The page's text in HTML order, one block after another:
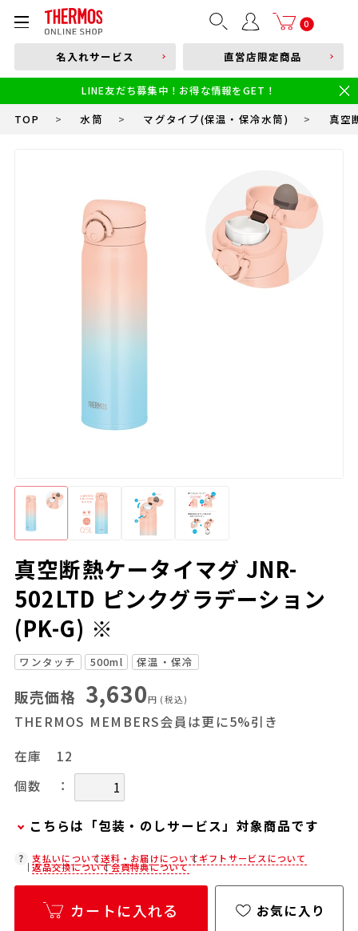
0
部品購入はこちら
本体品番やキーワードを入力
食洗機対応 新製品
幼児・園児向け水筒
小学生 低・中学年向け水筒
小学生 中・高学年向け水筒
名入れサービス 直営店限定商品
LINE友だち募集中！お得な情報をGET！
TOP > 水筒 > マグタイプ(保温・保冷水筒) > 真空
真空断熱ケータイマグ JNR-
502LTD ピンクグラデーション
(PK-G) ※
ワンタッチ 500ml 保温・保冷
販売価格 3,630円 (税込)
THERMOS MEMBERS会員は更に5%引き
在庫
12
個数
：
こちらは「包装・のしサービス」対象商品です
弊社での包装・のしを希望される場合は、商品を
カートに入れた後に「会員限定のし・ラッピング
(330円/個)設定へ」ボタンからお手続きくださ
い。
支払いについて送料・お届けについてギフトサービスについて
返品交換について会員特典について
カートに入れる お気に入り